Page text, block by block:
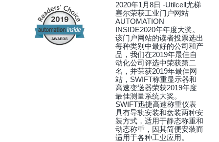
2020年1月8日 -Utilcell尤梯
塞尔荣获工业门户网站
AUTOMATION
INSIDE2020年年度大奖。
该门户网站的读者投票选出
每种类别中最好的公司和产
品，我们在2019年最佳自
动化公司评选中荣获第二
名，并荣获2019年最佳网
站，SWIFT称重显示器和
高速变送器荣获2019年度
最佳测量系统大奖。
SWIFT迅捷高速称重仪表
具有导轨安装和盘装两种安
装方式，适用于静态称重和
动态称重，因其简便安装而
适用于各种工业应用。